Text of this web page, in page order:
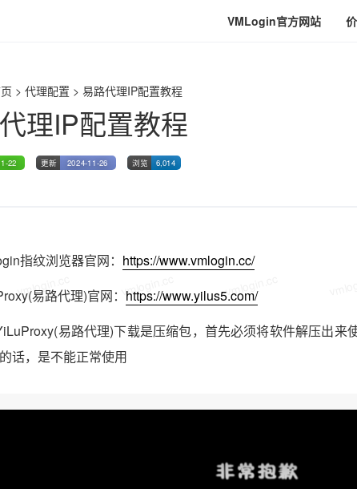
VMLogin官方网站
> 代理配置 > 易路代理IP配置教程
理IP配置教程
22 更新 2024-11-26 浏览 6,014
指纹浏览器官网： https://www.vmlogin.cc/
易路代理)官网： https://www.yilus5.com/
易路代理)下载是压缩包，首先必须将软件解压出来
话，是不能正常使用
vmlogin.cc
vmlogin.cc vmlogin.cc vmlogin.cc